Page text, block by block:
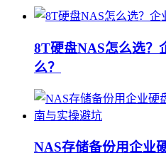
8T硬盘NAS怎么选？
么？
NAS存储备份用企业